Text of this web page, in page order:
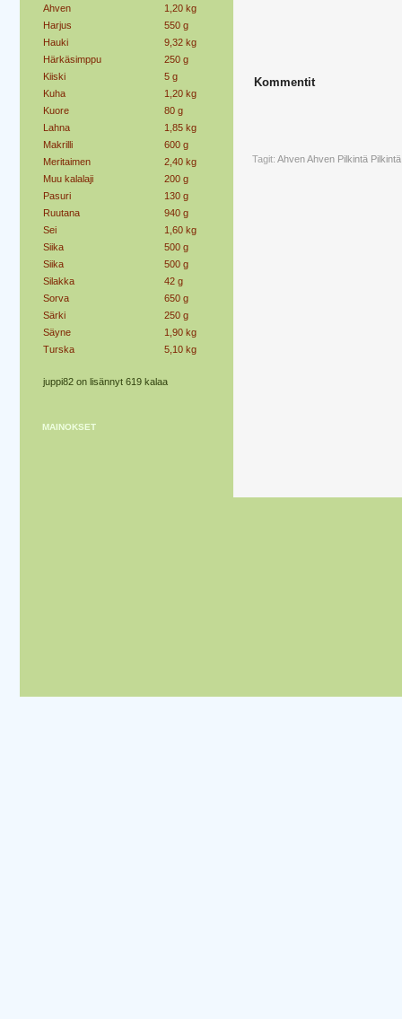
Ahven
1,20 kg
Harjus
550 g
Hauki
9,32 kg
Härkäsimppu
250 g
Kiiski
5 g
Kuha
1,20 kg
Kuore
80 g
Lahna
1,85 kg
Makrilli
600 g
Meritaimen
2,40 kg
Muu kalalaji
200 g
Pasuri
130 g
Ruutana
940 g
Sei
1,60 kg
Siika
500 g
Siika
500 g
Silakka
42 g
Sorva
650 g
Särki
250 g
Säyne
1,90 kg
Turska
5,10 kg
juppi82 on lisännyt 619 kalaa
MAINOKSET
Kommentit
Tagit: AhvenAhven Pilkintä Pilkintä